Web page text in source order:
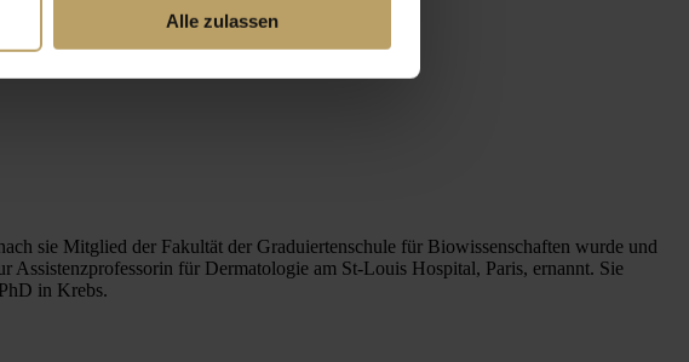
Alle zulassen
sie Mitglied der Fakultät der Graduiertenschule für Biowissenschaften wurde und
für Dermatologie am St-Louis Hospital, Paris, ernannt. Sie
in Krebs.